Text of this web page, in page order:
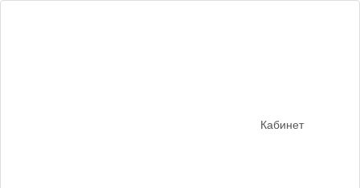
Кабинет